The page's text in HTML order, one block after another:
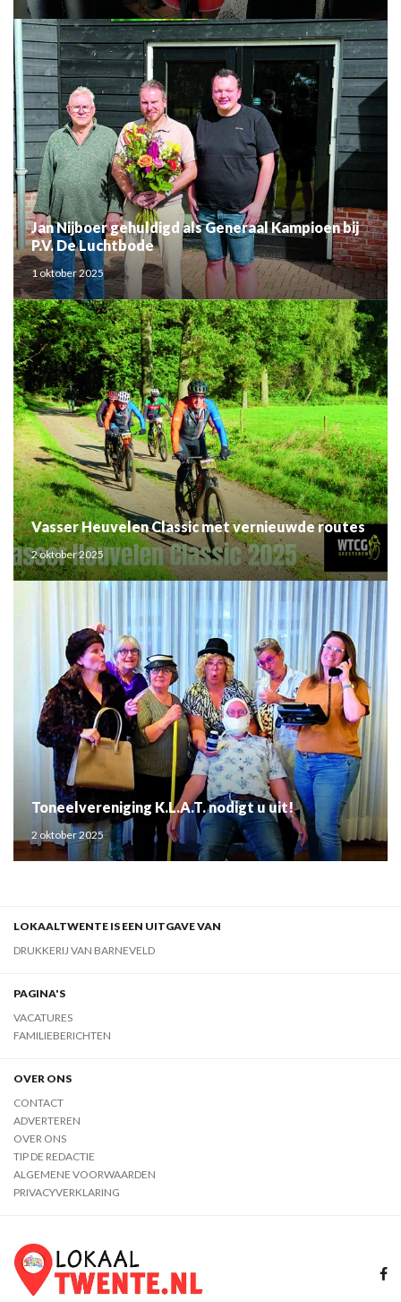
Jan Nijboer gehuldigd als Generaal Kampioen bij
P.V. De Luchtbode
1 oktober 2025
Vasser Heuvelen Classic met vernieuwde routes
2 oktober 2025
Toneelvereniging K.L.A.T. nodigt u uit!
2 oktober 2025
LOKAALTWENTE IS EEN UITGAVE VAN
DRUKKERIJ VAN BARNEVELD
PAGINA'S
VACATURES
FAMILIEBERICHTEN
OVER ONS
CONTACT
ADVERTEREN
OVER ONS
TIP DE REDACTIE
ALGEMENE VOORWAARDEN
PRIVACYVERKLARING